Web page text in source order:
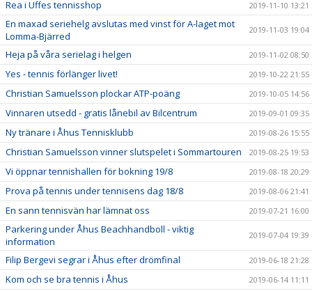
Rea i Uffes tennisshop 2019-11-10 13:21
En maxad seriehelg avslutas med vinst för A-laget mot
Lomma-Bjärred
2019-11-03 19:04
Heja på våra serielag i helgen 2019-11-02 08:50
Yes - tennis förlänger livet! 2019-10-22 21:55
Christian Samuelsson plockar ATP-poäng 2019-10-05 14:56
Vinnaren utsedd - gratis lånebil av Bilcentrum 2019-09-01 09:35
Ny tränare i Åhus Tennisklubb 2019-08-26 15:55
Christian Samuelsson vinner slutspelet i Sommartouren 2019-08-25 19:53
Vi öppnar tennishallen för bokning 19/8 2019-08-18 20:29
Prova på tennis under tennisens dag 18/8 2019-08-06 21:41
En sann tennisvän har lämnat oss 2019-07-21 16:00
Parkering under Åhus Beachhandboll - viktig
information
2019-07-04 19:39
Filip Bergevi segrar i Åhus efter drömfinal 2019-06-18 21:28
Kom och se bra tennis i Åhus 2019-06-14 11:11